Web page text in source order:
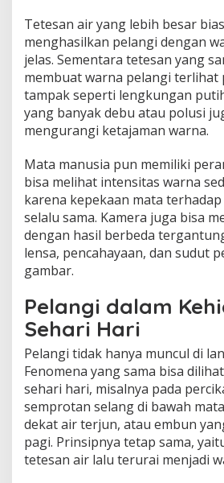
Tetesan air yang lebih besar
menghasilkan pelangi dengan
jelas. Sementara tetesan yang
membuat warna pelangi terlihat
tampak seperti lengkungan
yang banyak debu atau polusi
mengurangi ketajaman warna.
Mata manusia pun memiliki
bisa melihat intensitas warna
karena kepekaan mata
selalu sama. Kamera juga bisa
dengan hasil berbeda
lensa, pencahayaan, dan sudut
gambar.
Pelangi dalam
Sehari Hari
Pelangi tidak hanya muncul di
Fenomena yang sama bisa
sehari hari, misalnya pada
semprotan selang di bawah
dekat air terjun, atau embun
pagi. Prinsipnya tetap sama,
tetesan air lalu terurai menjadi